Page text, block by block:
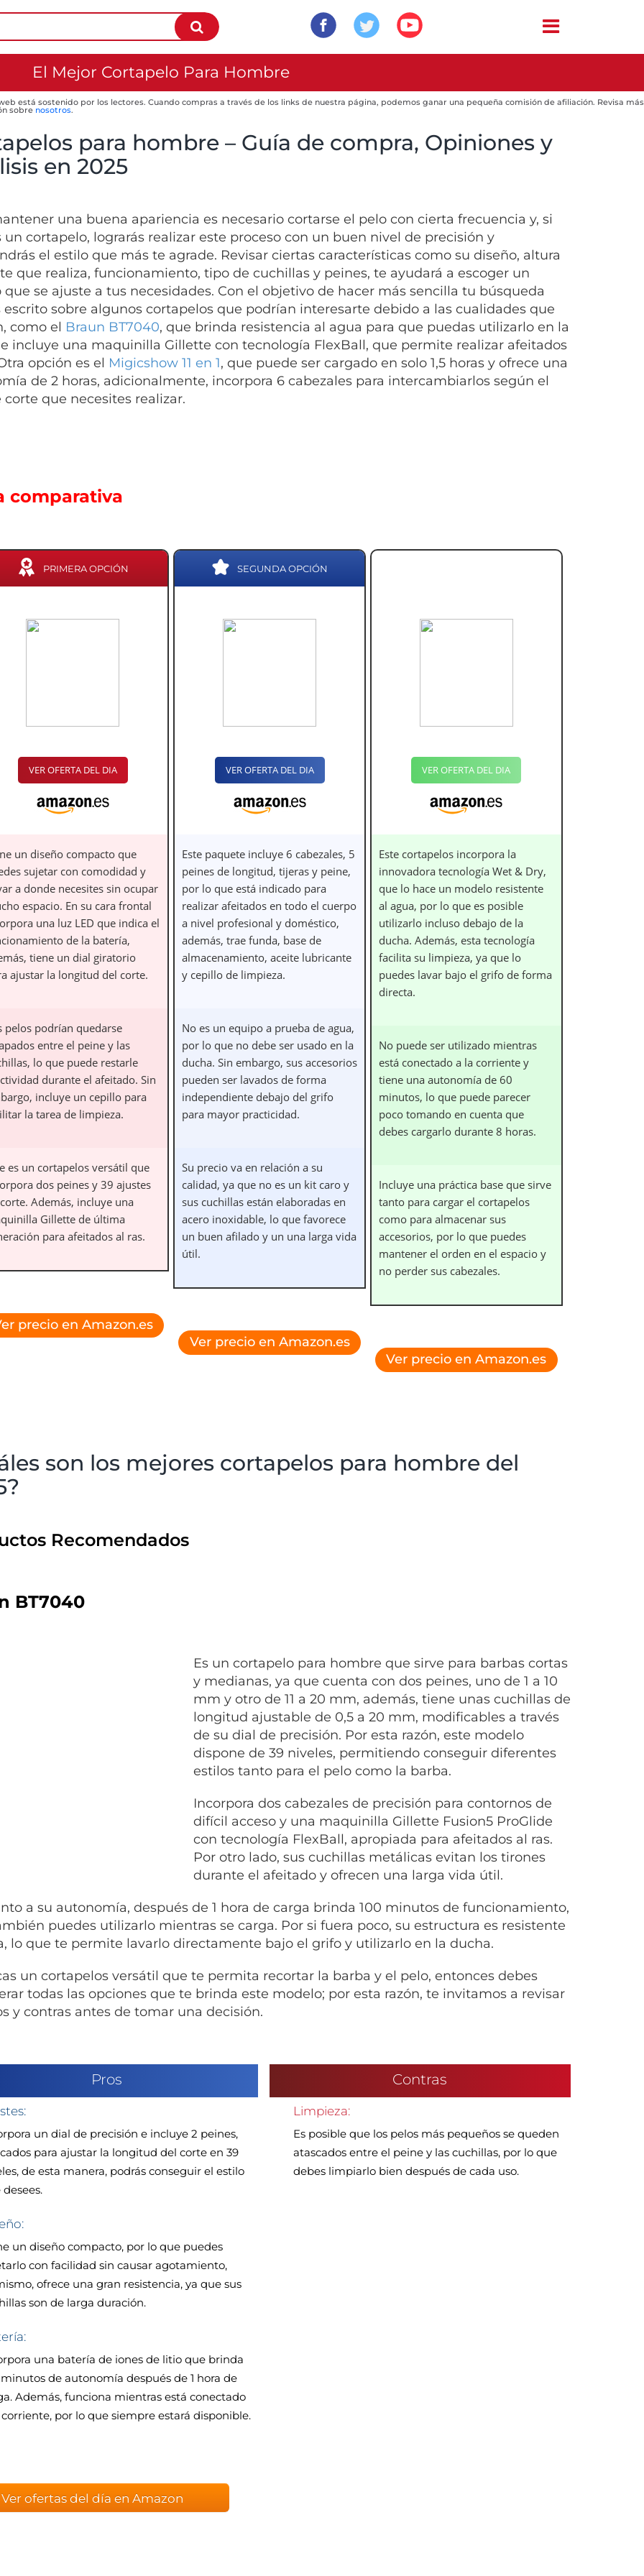
El Mejor Cortapelo Para Hombre
está sostenido por los lectores. Cuando compras a través de los links de nuestra página, podemos ganar una pequeña comisión de afiliación. Revisa más
sobre nosotros.
para hombre – Guía de compra, Opiniones y
en 2025
una buena apariencia es necesario cortarse el pelo con cierta frecuencia y, si
un cortapelo, lograrás realizar este proceso con un buen nivel de precisión y
el estilo que más te agrade. Revisar ciertas características como su diseño, altura
que realiza, funcionamiento, tipo de cuchillas y peines, te ayudará a escoger un
que se ajuste a tus necesidades. Con el objetivo de hacer más sencilla tu búsqueda
escrito sobre algunos cortapelos que podrían interesarte debido a las cualidades que
como el Braun BT7040, que brinda resistencia al agua para que puedas utilizarlo en la
incluye una maquinilla Gillette con tecnología FlexBall, que permite realizar afeitados
opción es el Migicshow 11 en 1, que puede ser cargado en solo 1,5 horas y ofrece una
de 2 horas, adicionalmente, incorpora 6 cabezales para intercambiarlos según el
corte que necesites realizar.
comparativa
PRIMERA OPCIÓN
VER OFERTA DEL DIA
un diseño compacto que
sujetar con comodidad y
a donde necesites sin ocupar
espacio. En su cara frontal
una luz LED que indica el
de la batería,
tiene un dial giratorio
ajustar la longitud del corte.
pelos podrían quedarse
entre el peine y las
lo que puede restarle
durante el afeitado. Sin
incluye un cepillo para
la tarea de limpieza.
es un cortapelos versátil que
dos peines y 39 ajustes
Además, incluye una
Gillette de última
para afeitados al ras.
precio en Amazon.es
SEGUNDA OPCIÓN
VER OFERTA DEL DIA
Este paquete incluye 6 cabezales, 5
peines de longitud, tijeras y peine,
por lo que está indicado para
realizar afeitados en todo el cuerpo
a nivel profesional y doméstico,
además, trae funda, base de
almacenamiento, aceite lubricante
y cepillo de limpieza.
No es un equipo a prueba de agua,
por lo que no debe ser usado en la
ducha. Sin embargo, sus accesorios
pueden ser lavados de forma
independiente debajo del grifo
para mayor practicidad.
Su precio va en relación a su
calidad, ya que no es un kit caro y
sus cuchillas están elaboradas en
acero inoxidable, lo que favorece
un buen afilado y un una larga vida
útil.
Ver precio en Amazon.es
VER OFERTA DEL DIA
Este cortapelos incorpora la
innovadora tecnología Wet & Dry,
que lo hace un modelo resistente
al agua, por lo que es posible
utilizarlo incluso debajo de la
ducha. Además, esta tecnología
facilita su limpieza, ya que lo
puedes lavar bajo el grifo de forma
directa.
No puede ser utilizado mientras
está conectado a la corriente y
tiene una autonomía de 60
minutos, lo que puede parecer
poco tomando en cuenta que
debes cargarlo durante 8 horas.
Incluye una práctica base que sirve
tanto para cargar el cortapelos
como para almacenar sus
accesorios, por lo que puedes
mantener el orden en el espacio y
no perder sus cabezales.
Ver precio en Amazon.es
son los mejores cortapelos para hombre del
Recomendados
BT7040
Es un cortapelo para hombre que sirve para barbas cortas
y medianas, ya que cuenta con dos peines, uno de 1 a 10
mm y otro de 11 a 20 mm, además, tiene unas cuchillas de
longitud ajustable de 0,5 a 20 mm, modificables a través
de su dial de precisión. Por esta razón, este modelo
dispone de 39 niveles, permitiendo conseguir diferentes
estilos tanto para el pelo como la barba.
Incorpora dos cabezales de precisión para contornos de
difícil acceso y una maquinilla Gillette Fusion5 ProGlide
con tecnología FlexBall, apropiada para afeitados al ras.
Por otro lado, sus cuchillas metálicas evitan los tirones
durante el afeitado y ofrecen una larga vida útil.
a su autonomía, después de 1 hora de carga brinda 100 minutos de funcionamiento,
puedes utilizarlo mientras se carga. Por si fuera poco, su estructura es resistente
lo que te permite lavarlo directamente bajo el grifo y utilizarlo en la ducha.
un cortapelos versátil que te permita recortar la barba y el pelo, entonces debes
todas las opciones que te brinda este modelo; por esta razón, te invitamos a revisar
y contras antes de tomar una decisión.
Pros
un dial de precisión e incluye 2 peines,
para ajustar la longitud del corte en 39
de esta manera, podrás conseguir el estilo
un diseño compacto, por lo que puedes
con facilidad sin causar agotamiento,
ofrece una gran resistencia, ya que sus
son de larga duración.
una batería de iones de litio que brinda
minutos de autonomía después de 1 hora de
Además, funciona mientras está conectado
por lo que siempre estará disponible.
Contras
Limpieza:
Es posible que los pelos más pequeños se queden
atascados entre el peine y las cuchillas, por lo que
debes limpiarlo bien después de cada uso.
Ver ofertas del día en Amazon